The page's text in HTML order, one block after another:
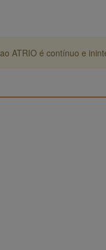
ATRIO é contínuo e